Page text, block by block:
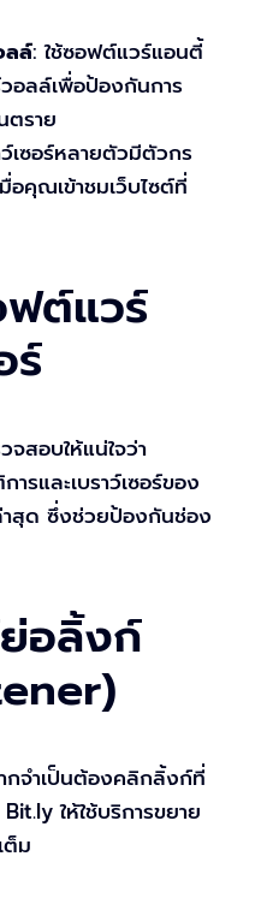
ลล์: ใช้ซอฟต์แวร์แอนตี้
อลล์เพื่อป้องกันการ
ตราย
ว์เซอร์หลายตัวมีตัวกร
คุณเข้าชมเว็บไซต์ที่
ต์แวร์
ร์
จสอบให้แน่ใจว่า
รและเบราว์เซอร์ของ
สุด ซึ่งช่วยป้องกันช่อง
อลิ้งก์
กจำเป็นต้องคลิกลิ้งก์ที่
ให้ใช้บริการขยาย
ต็ม